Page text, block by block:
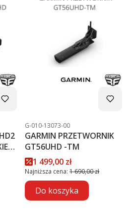
Kod produktu
G-010-13073-00
GARMIN PRZETWORNIK
GT56UHD -TM
Cena promocyjna
1 499,00 zł
Najniższa cena: 1 690,00 zł
Do koszyka